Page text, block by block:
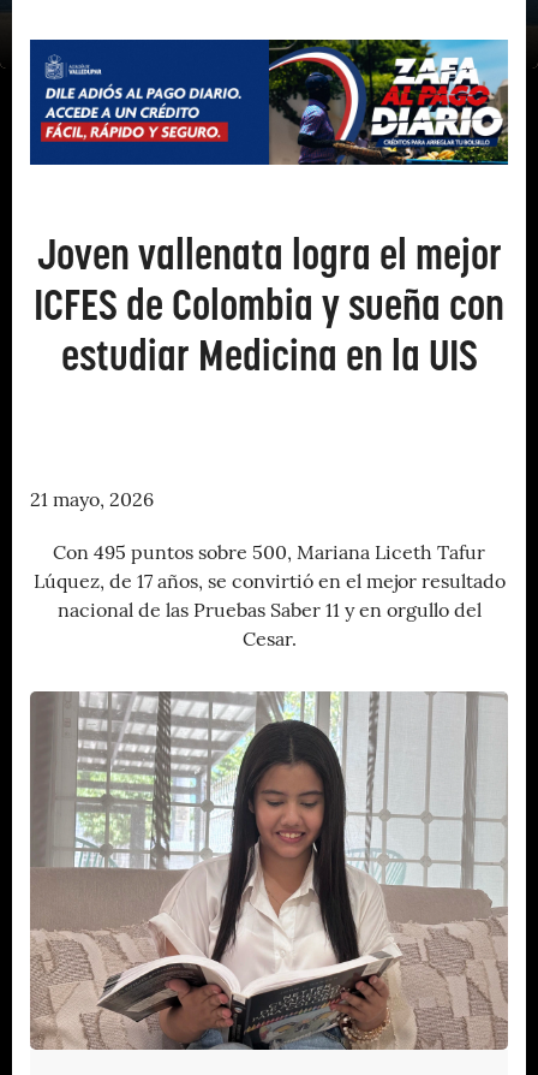
Joven vallenata logra el mejor
ICFES de Colombia y sueña con
estudiar Medicina en la UIS
21 mayo, 2026
Con 495 puntos sobre 500, Mariana Liceth Tafur
Lúquez, de 17 años, se convirtió en el mejor resultado
nacional de las Pruebas Saber 11 y en orgullo del
Cesar.